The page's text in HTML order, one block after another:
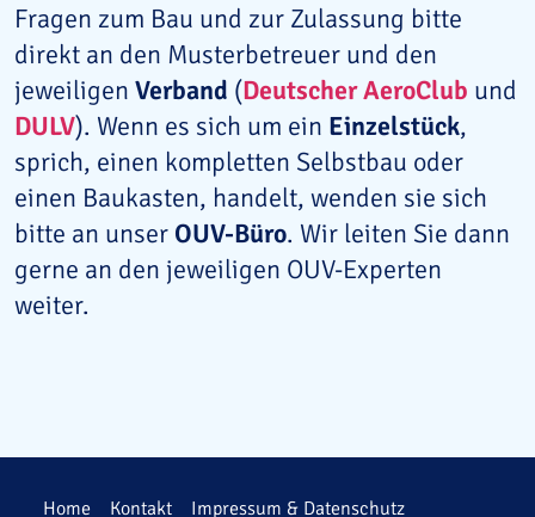
Fragen zum Bau und zur Zulassung bitte
direkt an den Musterbetreuer und den
jeweiligen Verband (Deutscher AeroClub und
DULV). Wenn es sich um ein Einzelstück,
sprich, einen kompletten Selbstbau oder
einen Baukasten, handelt, wenden sie sich
bitte an unser OUV-Büro. Wir leiten Sie dann
gerne an den jeweiligen OUV-Experten
weiter.
Home Kontakt Impressum & Datenschutz